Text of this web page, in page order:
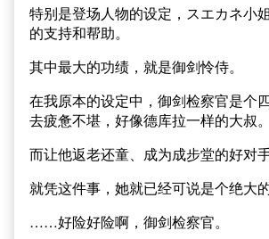
特别是登场人物的设定，スエカネ小
的支持和帮助。
其中最大的功绩，就是御剑怜侍。
在我原本的设定中，御剑检察官是个
去疲惫不堪，好像德库拉一样的大叔。
而让他返老还童、成为成步堂的好对
就凭这件事，她就已经可说是个绝大
……好险好险啊，御剑检察官。